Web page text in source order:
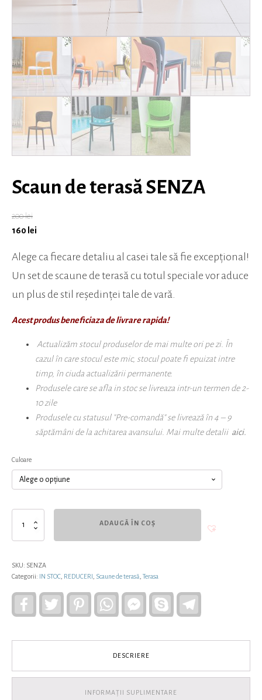
Scaun de terasă SENZA
200lei
160 lei
Alege ca fiecare detaliu al casei tale să fie excepțional!
Un set de scaune de terasă cu totul speciale vor aduce
un plus de stil reședinței tale de vară.
Acest produs beneficiaza de livrare rapida!
Actualizăm stocul produselor de mai multe ori pe zi. În
cazul în care stocul este mic, stocul poate fi epuizat intre
timp, în ciuda actualizării permanente.
Produsele care se afla in stoc se livreaza intr-un termen de 2-
10 zile
Produsele cu statusul "Pre-comandă" se livrează în 4 – 9
săptămâni de la achitarea avansului. Mai multe detalii aici.
Culoare
de
SENZA
ADAUGĂ ÎN COȘ
SKU: SENZA
Categorii: IN STOC REDUCERI Scaune de terasă Terasa
FacebookTwitter PinterestWhatsAppFacebook
Messenger
Skype
DESCRIERE
INFORMAȚII SUPLIMENTARE